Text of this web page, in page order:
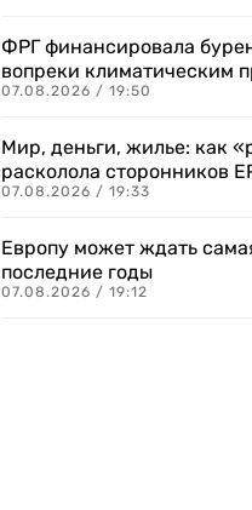
ФРГ финансировала
вопреки климатическим
07.08.2026 / 19:50
Мир, деньги, жилье: как
расколола сторонников
07.08.2026 / 19:33
Европу может ждать
последние годы
07.08.2026 / 19:12